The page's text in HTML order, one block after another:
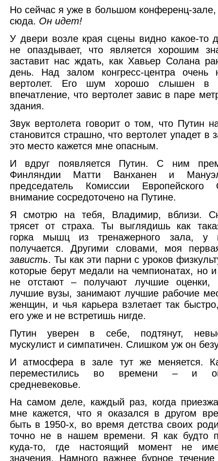
Но сейчас я уже в большом конференц-зале,
сюда. Он идет!
У двери возле края сцены видно какое-то
не опаздывает, что является хорошим
заставит нас ждать, как Хавьер Солана
день. Над залом конгресс-центра очень
вертолет. Его шум хорошо слышен в
впечатление, что вертолет завис в паре
здания.
Звук вертолета говорит о том, что Путин
становится страшно, что вертолет упадет в
это место кажется мне опасным.
И вдруг появляется Путин. С ним
Финляндии Матти Ванханен и
председатель Комиссии
внимание сосредоточено на Путине.
Я смотрю на тебя, Владимир, вблизи.
трясет от страха. Ты выглядишь как
горка мышц из тренажерного зала, у
получается. Другими словами, моя
зависть. Ты как эти парни с уроков
которые берут медали на чемпионатах, но
не отстают – получают лучшие оценки,
лучшие вузы, занимают лучшие рабочие
женщин, и чья карьера взлетает так
его уже и не встретишь нигде.
Путин уверен в себе, подтянут,
мускулист и симпатичен. Слишком уж он
И атмосфера в зале тут же меняется.
переместились во времени – и
средневековье.
На самом деле, каждый раз, когда
мне кажется, что я оказался в другом
быть в 1950-х, во время детства своих
точно не в нашем времени. Я как будто
куда-то, где настоящий момент не
значения. Намного важнее бурное